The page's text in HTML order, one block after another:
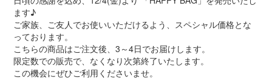
ます♪
ご家族、ご友人でお使いいただけるよう、スペシャル価格とな
っております。
こちらの商品はご注文後、3～4日でお届けします。
限定数での販売で、なくなり次第終了いたします。
この機会にぜひご利用くださいませ。